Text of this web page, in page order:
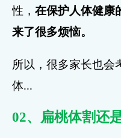
性，在保护人体健康
来了很多烦恼。
所以，很多家长也会
体...
02、扁桃体割还